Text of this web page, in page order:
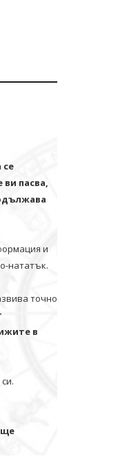
пасва,
и
нататък.
точно
в
ще